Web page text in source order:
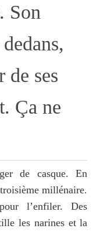
Son
de ses
Ça ne
de casque. En
millénaire.
l’enfiler. Des
les narines et la